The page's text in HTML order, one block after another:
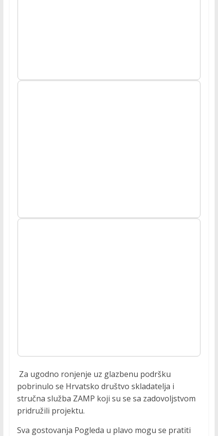
Za ugodno ronjenje uz glazbenu podršku
pobrinulo se Hrvatsko društvo skladatelja i
stručna služba ZAMP koji su se sa zadovoljstvom
pridružili projektu.
Sva gostovanja Pogleda u plavo mogu se pratiti